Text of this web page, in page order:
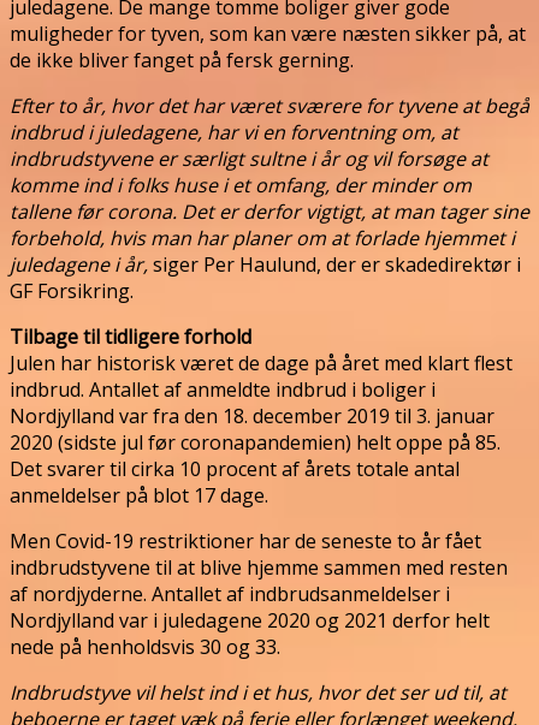
juledagene. De mange tomme boliger giver gode
muligheder for tyven, som kan være næsten sikker på, at
de ikke bliver fanget på fersk gerning.
Efter to år, hvor det har været sværere for tyvene at begå
indbrud i juledagene, har vi en forventning om, at
indbrudstyvene er særligt sultne i år og vil forsøge at
komme ind i folks huse i et omfang, der minder om
tallene før corona. Det er derfor vigtigt, at man tager sine
forbehold, hvis man har planer om at forlade hjemmet i
juledagene i år,siger Per Haulund, der er skadedirektør i
GF Forsikring.
Tilbage til tidligere forhold
Julen har historisk været de dage på året med klart flest
indbrud. Antallet af anmeldte indbrud i boliger i
Nordjylland var fra den 18. december 2019 til 3. januar
2020 (sidste jul før coronapandemien) helt oppe på 85.
Det svarer til cirka 10 procent af årets totale antal
anmeldelser på blot 17 dage.
Men Covid-19 restriktioner har de seneste to år fået
indbrudstyvene til at blive hjemme sammen med resten
af nordjyderne. Antallet af indbrudsanmeldelser i
Nordjylland var i juledagene 2020 og 2021 derfor helt
nede på henholdsvis 30 og 33.
Indbrudstyve vil helst ind i et hus, hvor det ser ud til, at
beboerne er taget væk på ferie eller forlænget weekend.